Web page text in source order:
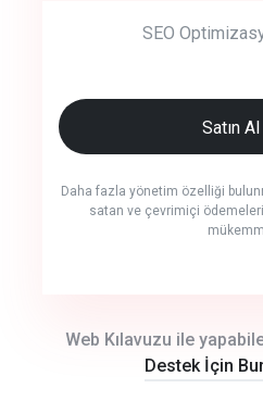
SEO
Satın Al
Daha fazla yönetim özelliği
satan ve çevrimiçi
Web Kılavuzu ile
Destek İçin